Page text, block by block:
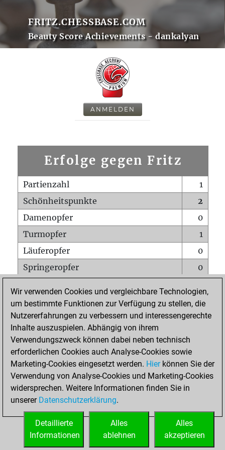
FRITZ.CHESSBASE.COM
Beauty Score Achievements - dankalyan
ANMELDEN
Erfolge gegen Fritz
Partienzahl
1
Schönheitspunkte
2
Damenopfer
0
Turmopfer
1
Läuferopfer
0
Springeropfer
0
Matt auf vollem Brett
0
Bauer setzt Matt
0
Erstickte Matts
Unterverwandlungen
Türme auf der siebten
0
STARTSEITE
Wir verwenden Cookies und vergleichbare Technologien,
um bestimmte Funktionen zur Verfügung zu stellen, die
Nutzererfahrungen zu verbessern und interessengerechte
Inhalte auszuspielen. Abhängig von ihrem
Verwendungszweck können dabei neben technisch
erforderlichen Cookies auch Analyse-Cookies sowie
Marketing-Cookies eingesetzt werden. Hierkönnen Sie der
Verwendung von Analyse-Cookies und Marketing-Cookies
widersprechen. Weitere Informationen finden Sie in
unserer Datenschutzerklärung.
Alles
akzeptieren
Alles
ablehnen
Detaillierte
Informationen